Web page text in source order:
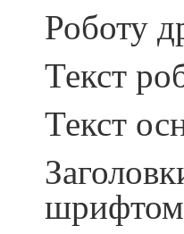
Роботу
Текст
Текст
шрифтом.